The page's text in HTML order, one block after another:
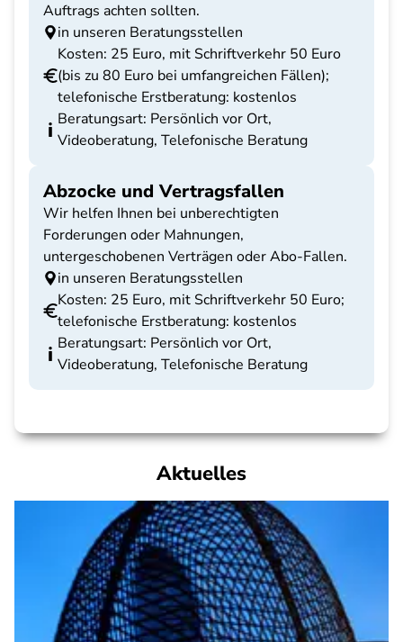
Auftrags achten sollten.
in unseren Beratungsstellen
Kosten: 25 Euro, mit Schriftverkehr 50 Euro
(bis zu 80 Euro bei umfangreichen Fällen);
telefonische Erstberatung: kostenlos
Beratungsart: Persönlich vor Ort,
Videoberatung, Telefonische Beratung
Abzocke und Vertragsfallen
Wir helfen Ihnen bei unberechtigten
Forderungen oder Mahnungen,
untergeschobenen Verträgen oder Abo-Fallen.
in unseren Beratungsstellen
Kosten: 25 Euro, mit Schriftverkehr 50 Euro;
telefonische Erstberatung: kostenlos
Beratungsart: Persönlich vor Ort,
Videoberatung, Telefonische Beratung
Aktuelles